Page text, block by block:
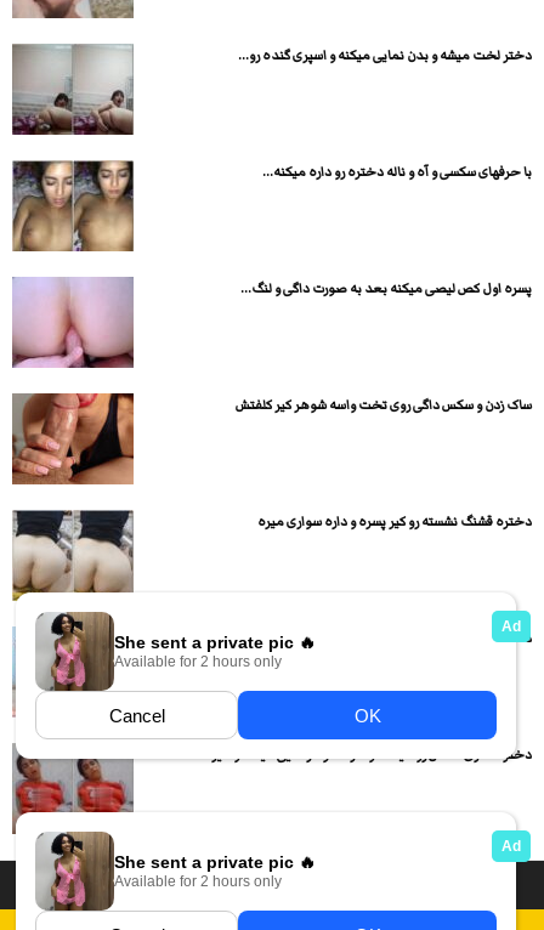
دختر لخت میشه و بدن نمایی میکنه و اسپری گنده رو...
با حرفهای سکسی و آه و ناله دختره رو داره میکنه...
پسره اول کص لیصی میکنه بعد به صورت داگی و لنگ...
ساک زدن و سکس داگی روی تخت واسه شوهر کیر کلفتش
دختره قشنگ نشسته رو کیر پسره و داره سواری میره
دختر حشری لخت شده و بدن نمایی و کص و کون...
دختر حشری کصش رو میماله و داره خودارضایی میکنه و میره...